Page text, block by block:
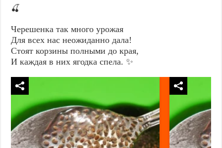
🍒
Черешенка так много урожая
Для всех нас неожиданно дала!
Стоят корзины полными до края,
И каждая в них ягодка спела. ✨